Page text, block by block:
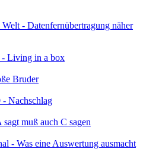
- Datenfernübertragung näher
- Living in a box
Bruder
Nachschlag
muß auch C sagen
- Was eine Auswertung ausmacht